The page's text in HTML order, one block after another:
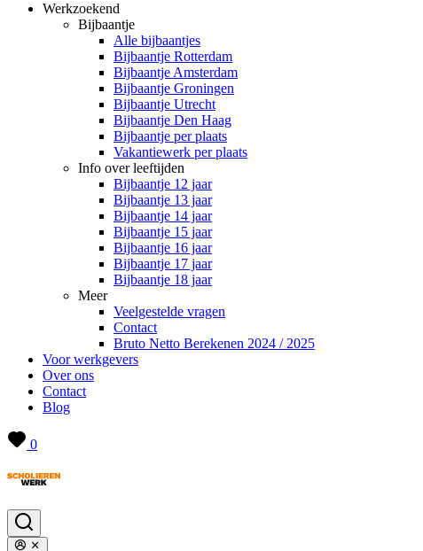
Werkzoekend
Bijbaantje
Alle bijbaantjes
Bijbaantje Rotterdam
Bijbaantje Amsterdam
Bijbaantje Groningen
Bijbaantje Utrecht
Bijbaantje Den Haag
Bijbaantje per plaats
Vakantiewerk per plaats
Info over leeftijden
Bijbaantje 12 jaar
Bijbaantje 13 jaar
Bijbaantje 14 jaar
Bijbaantje 15 jaar
Bijbaantje 16 jaar
Bijbaantje 17 jaar
Bijbaantje 18 jaar
Meer
Veelgestelde vragen
Contact
Bruto Netto Berekenen 2024 / 2025
Voor werkgevers
Over ons
Contact
Blog
0